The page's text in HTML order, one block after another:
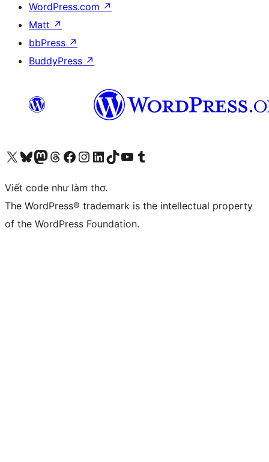
WordPress.com ↗
Matt ↗
bbPress ↗
BuddyPress ↗
Truy cập tài khoản X (trước đây là Twitter) của chúng tôiVisit our Bluesky account
Visit our Mastodon account
Visit our Threads account
Xem trang Facebook của chúng tôiTruy cập tài khoản Instagram của chúng tôiTruy cập tài khoản LinkedIn của chúng tôiVisit our TikTok account
Truy cập kênh YouTube của chúng tôi Visit our Tumblr account
Viết code như làm thơ.
The WordPress® trademark is the intellectual property
of the WordPress Foundation.